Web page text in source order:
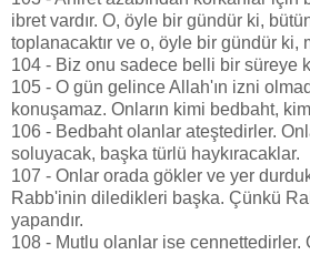
ibret vardır. O, öyle bir gündür ki,
toplanacaktır ve o, öyle bir gündür ki,
104 - Biz onu sadece belli bir süreye
105 - O gün gelince Allah'ın izni
konuşamaz. Onların kimi bedbaht,
106 - Bedbaht olanlar ateştedirler.
soluyacak, başka türlü haykıracaklar.
107 - Onlar orada gökler ve yer
Rabb'inin diledikleri başka. Çünkü
yapandır.
108 - Mutlu olanlar ise cennettedirler.